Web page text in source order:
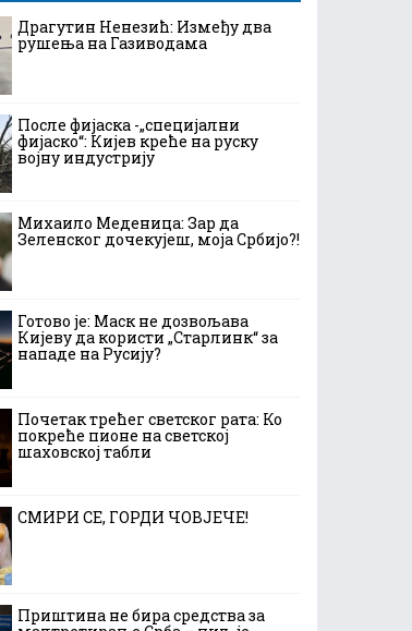
Драгутин Ненезић: Између два
рушења на Газиводама
После фијаска -„специјални
фијаско“: Кијев креће на руску
војну индустрију
Михаило Меденица: Зар да
Зеленског дочекујеш, моја Србијо?!
Готово је: Маск не дозвољава
Кијеву да користи „Старлинк“ за
нападе на Русију?
Почетак трећег светског рата: Ко
покреће пионе на светској
шаховској табли
СМИРИ СЕ, ГОРДИ ЧОВЈЕЧЕ!
Приштина не бира средства за